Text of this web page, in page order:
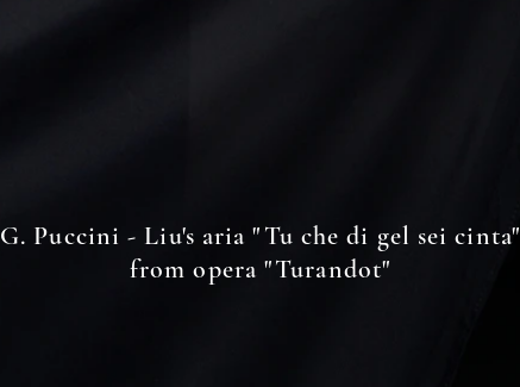
G. Puccini - Liu's aria "Tu che di gel sei cinta"
from opera "Turandot"